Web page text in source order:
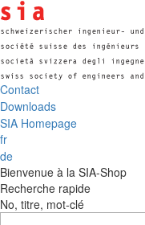
Contact
Downloads
SIA Homepage
fr
de
Bienvenue à la SIA-Shop
Recherche rapide
No, titre, mot-clé